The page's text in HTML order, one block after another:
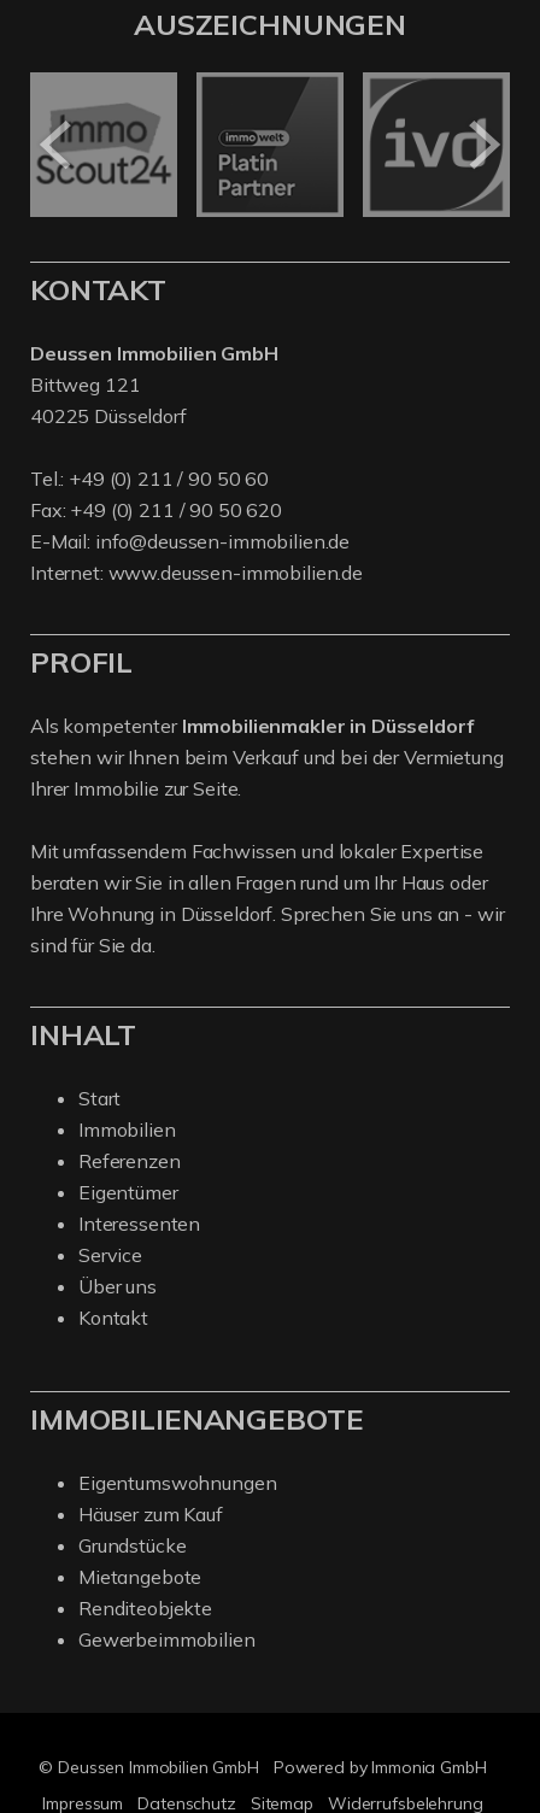
AUSZEICHNUNGEN
KONTAKT
Deussen Immobilien GmbH
Bittweg 121
40225 Düsseldorf
Tel.: +49 (0) 211 / 90 50 60
Fax: +49 (0) 211 / 90 50 620
E-Mail: info@deussen-immobilien.de
Internet: www.deussen-immobilien.de
PROFIL
Als kompetenter Immobilienmakler in Düsseldorf
stehen wir Ihnen beim Verkauf und bei der Vermietung
Ihrer Immobilie zur Seite.
Mit umfassendem Fachwissen und lokaler Expertise
beraten wir Sie in allen Fragen rund um Ihr Haus oder
Ihre Wohnung in Düsseldorf. Sprechen Sie uns an - wir
sind für Sie da.
INHALT
Start
Immobilien
Referenzen
Eigentümer
Interessenten
Service
Über uns
Kontakt
IMMOBILIENANGEBOTE
Eigentumswohnungen
Häuser zum Kauf
Grundstücke
Mietangebote
Renditeobjekte
Gewerbeimmobilien
© Deussen Immobilien GmbH
Powered by Immonia GmbH
Impressum
Datenschutz Sitemap Widerrufsbelehrung